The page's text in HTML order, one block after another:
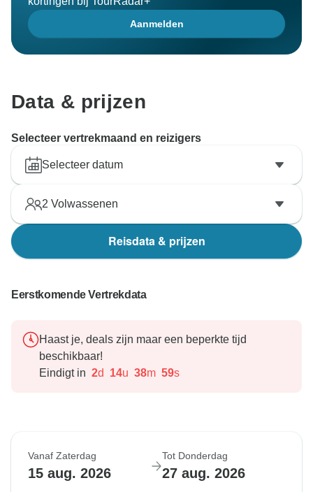
Aanmelden
Data & prijzen
Selecteer vertrekmaand en reizigers
Selecteer datum
2 Volwassenen
Reisdata & prijzen
Eerstkomende Vertrekdata
Haast je, deals zijn maar een beperkte tijd
beschikbaar!
Eindigt in 2d 14u 38m 58s
Vanaf Zaterdag
15 aug. 2026
Tot Donderdag
27 aug. 2026